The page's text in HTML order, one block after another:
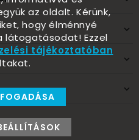
az oldalt. Kérünk,
hogy élménnyé
látogatásodat! Ezzel
tájékoztatóban